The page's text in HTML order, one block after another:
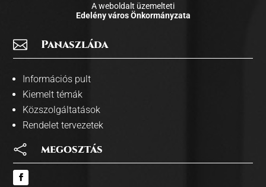
A weboldalt üzemelteti
Edelény város Önkormányzata
 Panaszláda
Információs pult
Kiemelt témák
Közszolgáltatások
Rendelet tervezetek
 megosztás